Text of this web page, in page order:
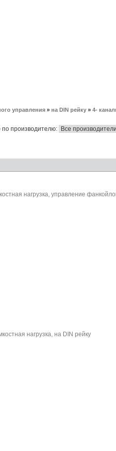
управления » на DIN рейку » 4-
по производителю:
нагрузка, управление
нагрузка, на DIN рейку